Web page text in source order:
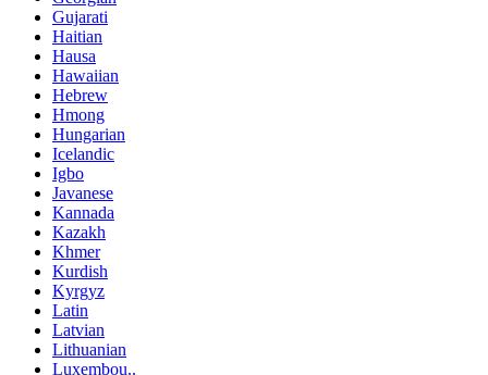
Gujarati
Haitian
Hausa
Hawaiian
Hebrew
Hmong
Hungarian
Icelandic
Igbo
Javanese
Kannada
Kazakh
Khmer
Kurdish
Kyrgyz
Latin
Latvian
Lithuanian
Luxembou..